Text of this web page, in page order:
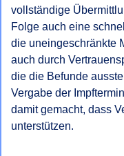
vollständige
Folge auch eine
die uneingeschränkte
auch durch
die die Befunde
Vergabe der
damit gemacht, dass
unterstützen.